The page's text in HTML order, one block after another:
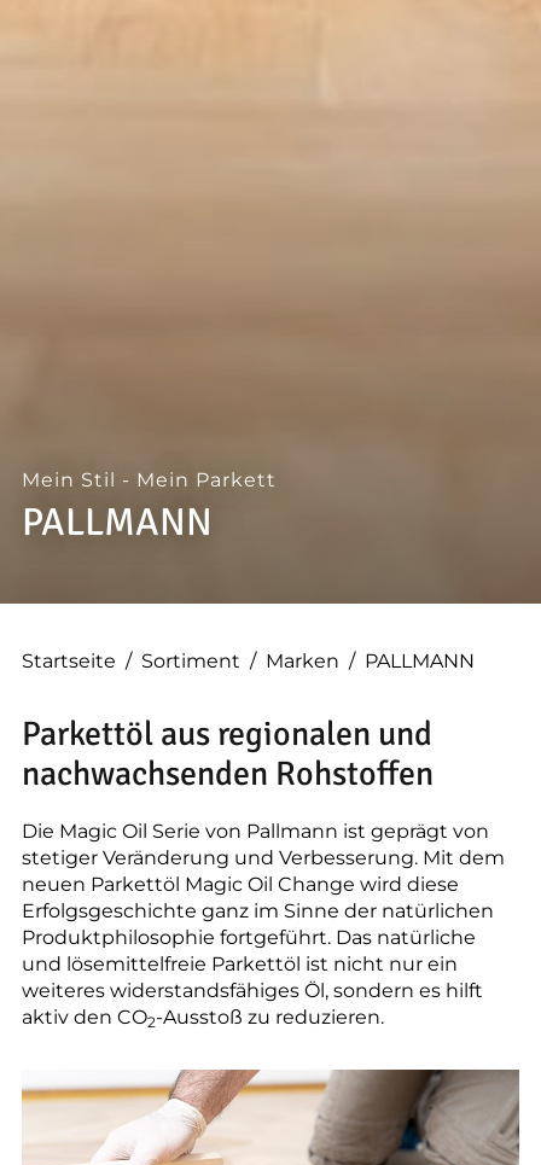
--
--
Mein Stil - Mein Parkett
PALLMANN
Startseite / Sortiment / Marken / PALLMANN
Parkettöl aus regionalen und
nachwachsenden Rohstoffen
Die Magic Oil Serie von Pallmann ist geprägt von
stetiger Veränderung und Verbesserung. Mit dem
neuen Parkettöl Magic Oil Change wird diese
Erfolgsgeschichte ganz im Sinne der natürlichen
Produktphilosophie fortgeführt. Das natürliche
und lösemittelfreie Parkettöl ist nicht nur ein
weiteres widerstandsfähiges Öl, sondern es hilft
aktiv den CO2-Ausstoß zu reduzieren.